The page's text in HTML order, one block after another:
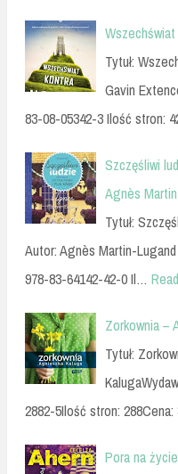
Tytuł:
Gavin
83-08-05342-3 Ilość stron:
Szczęśliwi
Agnès
Tytuł:
Autor: Agnès Martin-
978-83-64142-42-0 Il…
Zorkownia –
Tytuł:
2882-5Ilość stron: 288Cena:
Pora na